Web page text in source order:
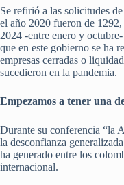
Se refirió a las solicitudes
el año 2020 fueron de
2024 -entre enero y
que en este gobierno se ha
empresas cerradas o
sucedieron en la pandemia.
Empezamos a tener una
Durante su conferencia “la
la desconfianza
ha generado entre los
internacional.